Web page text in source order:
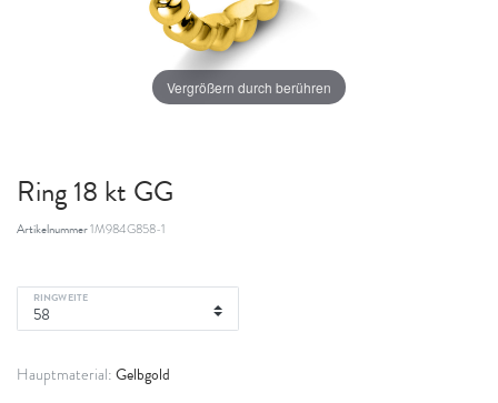
Vergrößern durch berühren
Ring 18 kt GG
Artikelnummer1M984G858-1
RINGWEITE
Hauptmaterial: Gelbgold